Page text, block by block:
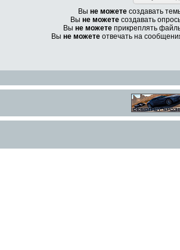
Вы не можете создавать
Вы не можете создавать
Вы не можете прикреплять
Вы не можете отвечать на